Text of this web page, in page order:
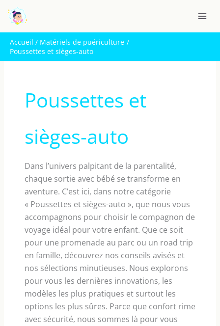
contenu
Accueil
Matériels de puériculture
Poussettes et sièges-auto
Poussettes et
sièges-auto
Dans l’univers palpitant de la parentalité,
chaque sortie avec bébé se transforme en
aventure. C’est ici, dans notre catégorie
« Poussettes et sièges-auto », que nous vous
accompagnons pour choisir le compagnon de
voyage idéal pour votre enfant. Que ce soit
pour une promenade au parc ou un road trip
en famille, découvrez nos conseils avisés et
nos sélections minutieuses. Nous explorons
pour vous les dernières innovations, les
modèles les plus pratiques et surtout les
options les plus sûres. Parce que confort rime
avec sécurité, nous sommes là pour vous
R
e
c
h
e